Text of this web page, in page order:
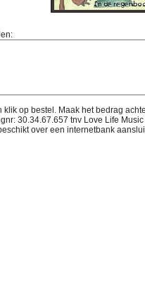
op bestel. Maak het bedrag
30.34.67.657 tnv Love Life
over een internetbank